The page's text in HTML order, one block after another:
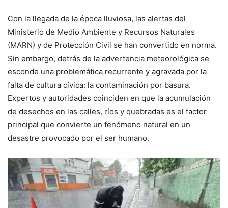
Con la llegada de la época lluviosa, las alertas del
Ministerio de Medio Ambiente y Recursos Naturales
(MARN) y de Protección Civil se han convertido en norma.
Sin embargo, detrás de la advertencia meteorológica se
esconde una problemática recurrente y agravada por la
falta de cultura cívica: la contaminación por basura.
Expertos y autoridades coinciden en que la acumulación
de desechos en las calles, ríos y quebradas es el factor
principal que convierte un fenómeno natural en un
desastre provocado por el ser humano.